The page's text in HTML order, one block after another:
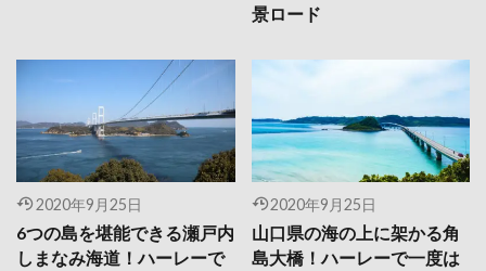
景ロード
2020年9月25日
6つの島を堪能できる瀬戸内
しまなみ海道！ハーレーで
2020年9月25日
山口県の海の上に架かる角
島大橋！ハーレーで一度は